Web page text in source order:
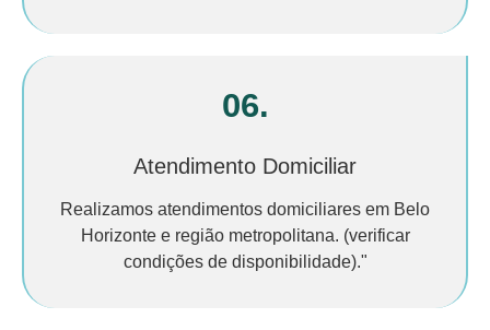
06.
Atendimento Domiciliar
Realizamos atendimentos domiciliares em Belo
Horizonte e região metropolitana. (verificar
condições de disponibilidade)."